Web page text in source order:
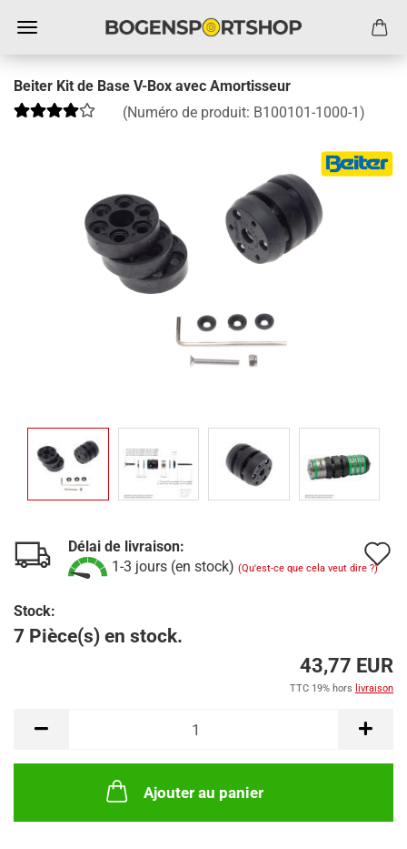
Beiter Kit de Base V-Box avec Amortisseur
(Numéro de produit: B100101-1000-1)
Délai de livraison:
1-3 jours (en stock) (Qu'est-ce que cela veut dire ?)
Stock:
7 Pièce(s) en stock.
43,77 EUR
TTC 19% hors livraison
Ajouter au panier